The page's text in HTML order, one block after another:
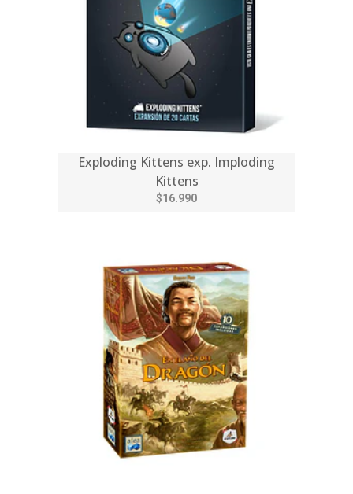
Exploding Kittens exp. Imploding
Kittens
$16.990